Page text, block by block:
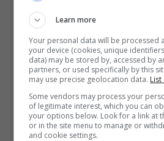
non sentirsi ancora in
L’ultimo saluto al fratello
quale è toccata una sorte
accolto da tutto il mondo
e del web con messaggi
solidarietà.
Learn more
Your personal data will be processed
your device (cookies, unique
data) may be stored by, accessed by
partners, or used specifically by this
may use precise geolocation data.
Some vendors may process your
of legitimate interest, which you can
your options below. Look for a link at
or in the site menu to manage or
and cookie settings.